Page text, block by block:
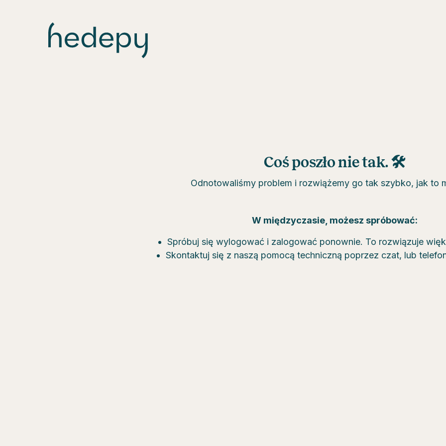
Coś poszło nie tak. 🛠
Odnotowaliśmy problem i rozwiążemy go tak szybko, jak to
W międzyczasie, możesz spróbować:
Spróbuj się wylogować i zalogować ponownie. To rozwiązuje
Skontaktuj się z naszą pomocą techniczną poprzez czat, lub